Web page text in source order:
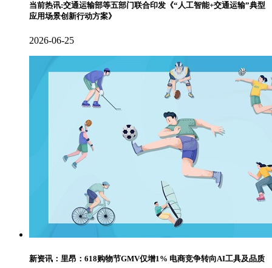
当前热讯:交通运输部等五部门联合印发《“人工智能+交通运输”典型
应用场景创新行动方案》
2026-06-25
新资讯：里昂：618购物节GMV仅增1% 电商竞争转向AI工具及品质